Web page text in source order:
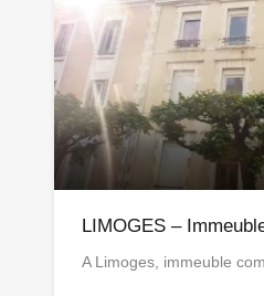
LIMOGES –
A Limoges, immeuble